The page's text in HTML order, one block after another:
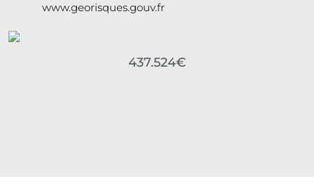
www.georisques.gouv.fr
437.524€